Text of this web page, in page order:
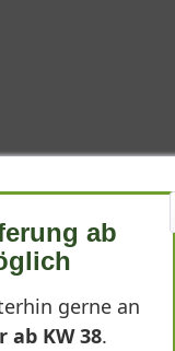
ab
gerne an
ab KW 38.